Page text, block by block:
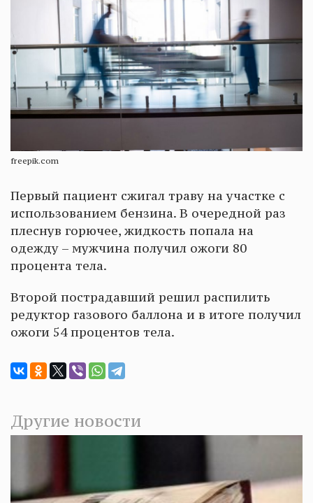
freepik.com
Первый пациент сжигал траву на участке с
использованием бензина. В очередной раз
плеснув горючее, жидкость попала на
одежду – мужчина получил ожоги 80
процента тела.
Второй пострадавший решил распилить
редуктор газового баллона и в итоге получил
ожоги 54 процентов тела.
Другие новости